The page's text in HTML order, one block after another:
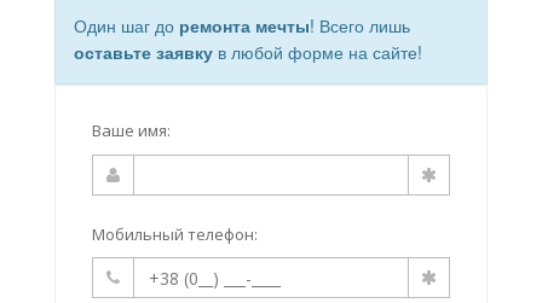
Один шаг до ремонта мечты! Всего лишь
оставьте заявку в любой форме на сайте!
Ваше имя:
Мобильный телефон: